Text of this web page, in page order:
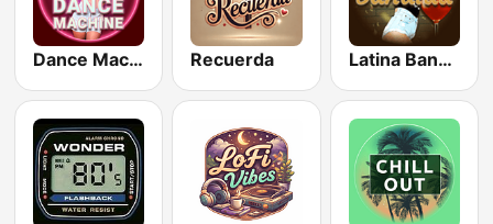
Dance Machine Recuerda Latina Bandida!